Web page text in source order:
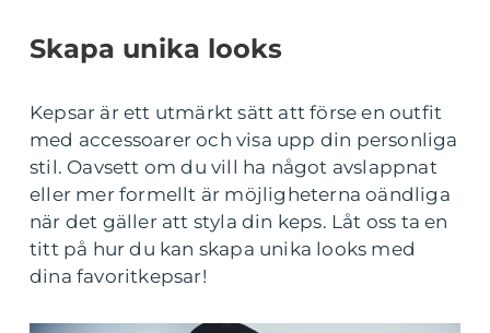
Skapa unika looks
Kepsar är ett utmärkt sätt att förse en outfit
med accessoarer och visa upp din personliga
stil. Oavsett om du vill ha något avslappnat
eller mer formellt är möjligheterna oändliga
när det gäller att styla din keps. Låt oss ta en
titt på hur du kan skapa unika looks med
dina favoritkepsar!